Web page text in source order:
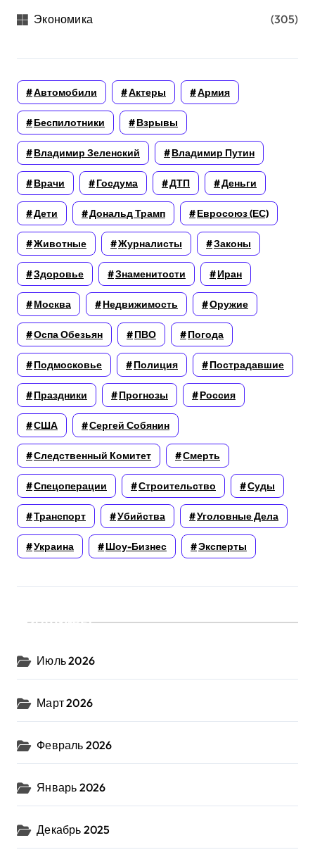
Экономика (305)
Автомобили Актеры Армия
Беспилотники Взрывы
Владимир Зеленский Владимир Путин
Врачи Госдума ДТП Деньги
Дети Дональд Трамп Евросоюз (ЕС)
Животные Журналисты Законы
Здоровье Знаменитости Иран
Москва Недвижимость Оружие
Оспа Обезьян ПВО Погода
Подмосковье Полиция Пострадавшие
Праздники Прогнозы Россия
США Сергей Собянин
Следственный Комитет Смерть
Спецоперации Строительство Суды
Транспорт Убийства Уголовные Дела
Украина Шоу-Бизнес Эксперты
Архивы
Июль 2026
Март 2026
Февраль 2026
Январь 2026
Декабрь 2025